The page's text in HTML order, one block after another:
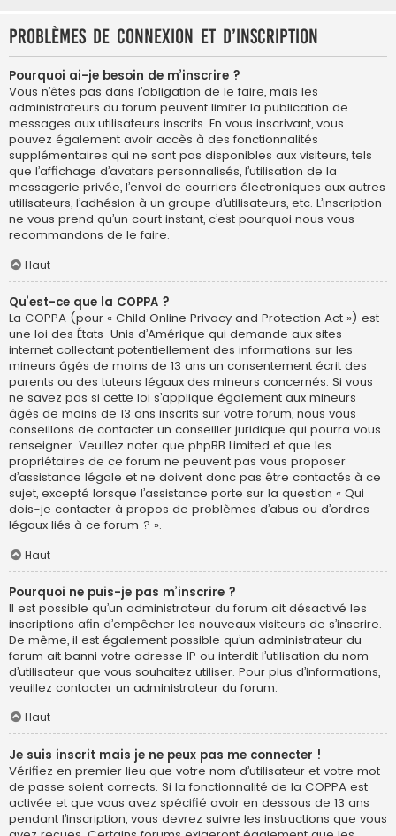
Problèmes de connexion et d’inscription
Pourquoi ai-je besoin de m’inscrire ?
Vous n’êtes pas dans l’obligation de le faire, mais les
administrateurs du forum peuvent limiter la publication de
messages aux utilisateurs inscrits. En vous inscrivant, vous
pouvez également avoir accès à des fonctionnalités
supplémentaires qui ne sont pas disponibles aux visiteurs, tels
que l’affichage d’avatars personnalisés, l’utilisation de la
messagerie privée, l’envoi de courriers électroniques aux autres
utilisateurs, l’adhésion à un groupe d’utilisateurs, etc. L’inscription
ne vous prend qu’un court instant, c’est pourquoi nous vous
recommandons de le faire.
Haut
Qu’est-ce que la COPPA ?
La COPPA (pour « Child Online Privacy and Protection Act ») est
une loi des États-Unis d’Amérique qui demande aux sites
internet collectant potentiellement des informations sur les
mineurs âgés de moins de 13 ans un consentement écrit des
parents ou des tuteurs légaux des mineurs concernés. Si vous
ne savez pas si cette loi s’applique également aux mineurs
âgés de moins de 13 ans inscrits sur votre forum, nous vous
conseillons de contacter un conseiller juridique qui pourra vous
renseigner. Veuillez noter que phpBB Limited et que les
propriétaires de ce forum ne peuvent pas vous proposer
d’assistance légale et ne doivent donc pas être contactés à ce
sujet, excepté lorsque l’assistance porte sur la question « Qui
dois-je contacter à propos de problèmes d’abus ou d’ordres
légaux liés à ce forum ? ».
Haut
Pourquoi ne puis-je pas m’inscrire ?
Il est possible qu’un administrateur du forum ait désactivé les
inscriptions afin d’empêcher les nouveaux visiteurs de s’inscrire.
De même, il est également possible qu’un administrateur du
forum ait banni votre adresse IP ou interdit l’utilisation du nom
d’utilisateur que vous souhaitez utiliser. Pour plus d’informations,
veuillez contacter un administrateur du forum.
Haut
Je suis inscrit mais je ne peux pas me connecter !
Vérifiez en premier lieu que votre nom d’utilisateur et votre mot
de passe soient corrects. Si la fonctionnalité de la COPPA est
activée et que vous avez spécifié avoir en dessous de 13 ans
pendant l’inscription, vous devrez suivre les instructions que vous